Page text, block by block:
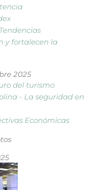
y fortalecen la
2025
del turismo
- La seguridad en
Económicas